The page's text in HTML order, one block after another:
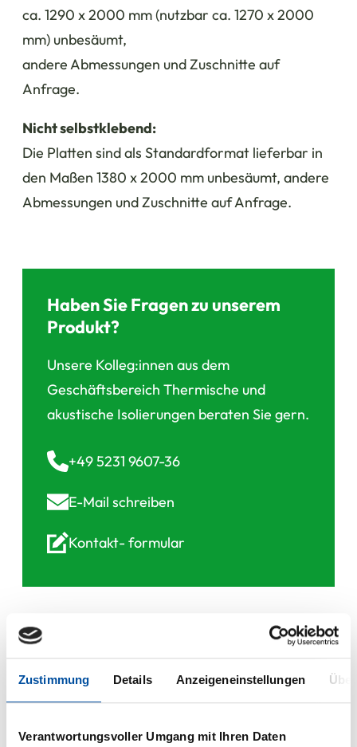
Zustimmung Details Anzeigeneinstellungen
Verantwortungsvoller Umgang mit Ihren Daten
ca. 1290 x 2000 mm (nutzbar ca. 1270 x 2000
mm) unbesäumt,
andere Abmessungen und Zuschnitte auf
Anfrage.
Nicht selbstklebend:
Die Platten sind als Standardformat lieferbar in
den Maßen 1380 x 2000 mm unbesäumt, andere
Abmessungen und Zuschnitte auf Anfrage.
Haben Sie Fragen zu unserem
Produkt?
Unsere Kolleg:innen aus dem
Geschäftsbereich Thermische und
akustische Isolierungen beraten Sie gern.
+49 5231 9607-36
E-Mail schreiben
Kontakt-formular
Downloads